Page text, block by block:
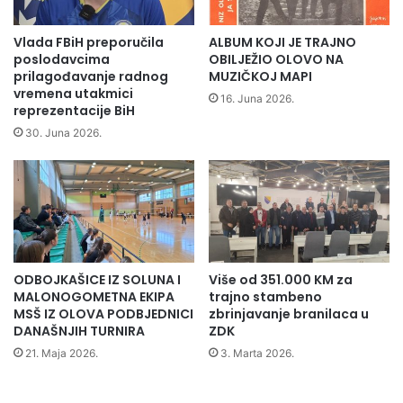
e
i
K
i
n
e
z
e
r
e
s
o
v
a
n
Vlada FBiH preporučila
poslodavcima
prilagođavanje radnog
vremena utakmici
reprezentacije BiH
30. Juna 2026.
ALBUM KOJI JE TRAJNO
OBILJEŽIO OLOVO NA
MUZIČKOJ MAPI
16. Juna 2026.
ODBOJKAŠICE IZ SOLUNA I
MALONOGOMETNA EKIPA
MSŠ IZ OLOVA PODBJEDNICI
DANAŠNJIH TURNIRA
21. Maja 2026.
Više od 351.000 KM za
trajno stambeno
zbrinjavanje branilaca u
ZDK
3. Marta 2026.